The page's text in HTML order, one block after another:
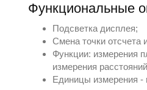
Функциональные
Подсветка дисплея;
Смена точки отсчета
Функции: измерения
измерения
Единицы измерения